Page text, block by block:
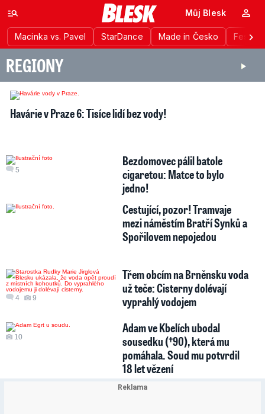
Macinka vs. Pavel StarDance Made in Česko
Můj Blesk
REGIONY
Havárie v Praze 6: Tisíce lidí bez vody!
5
Bezdomovec pálil batole
cigaretou: Matce to bylo
jedno!
Cestující, pozor! Tramvaje
mezi náměstím Bratří Synků a
Spořilovem nepojedou
4 9
Třem obcím na Brněnsku voda
už teče: Cisterny dolévají
vyprahlý vodojem
10
Adam ve Kbelích ubodal
sousedku (†90), která mu
pomáhala. Soud mu potvrdil
18 let vězení